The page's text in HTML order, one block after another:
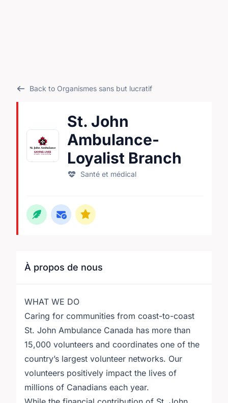
Back to Organismes sans but lucratif
St. John
Ambulance-
Loyalist Branch
Santé et médical
À propos de nous
WHAT WE DO
Caring for communities from coast-to-coast
St. John Ambulance Canada has more than
15,000 volunteers and coordinates one of the
country’s largest volunteer networks. Our
volunteers positively impact the lives of
millions of Canadians each year.